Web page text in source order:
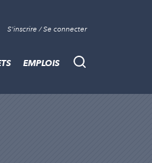
S'inscrire / Se connecter
Recherche
EMPLOIS